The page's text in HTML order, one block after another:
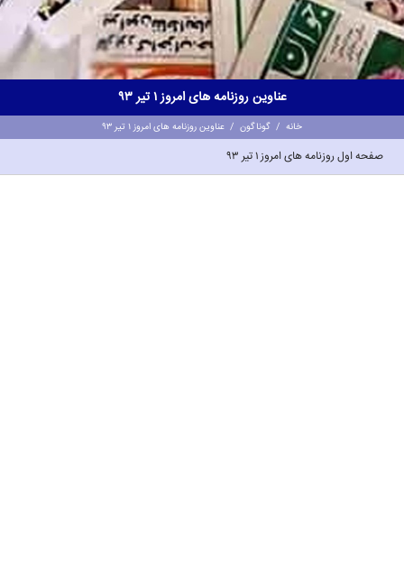
عناوین روزنامه های امروز 1 تیر 93
خانه / گوناگون / عناوین روزنامه های امروز 1 تیر 93
صفحه اول روزنامه های امروز 1 تیر 93